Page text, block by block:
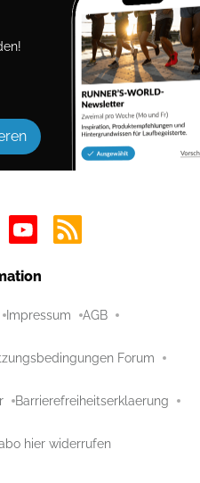
Impressum AGB
Forum
Barrierefreiheitserklaerung
hier widerrufen